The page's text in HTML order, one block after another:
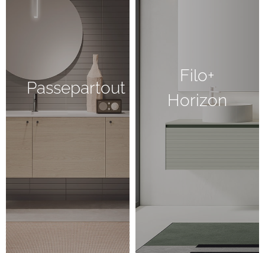
Passepartout
Filo+
Horizon